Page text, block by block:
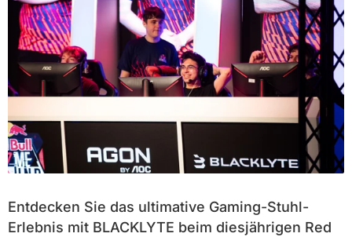
Entdecken Sie das ultimative Gaming-Stuhl-
Erlebnis mit BLACKLYTE beim diesjährigen Red